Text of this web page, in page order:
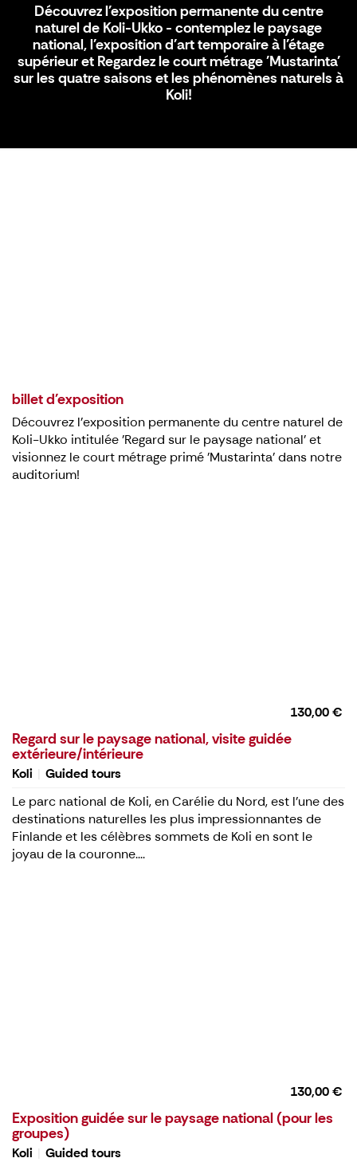
Découvrez l'exposition permanente du centre
naturel de Koli-Ukko - contemplez le paysage
national, l'exposition d'art temporaire à l'étage
supérieur et Regardez le court métrage 'Mustarinta'
sur les quatre saisons et les phénomènes naturels à
Koli!
billet d'exposition
Découvrez l'exposition permanente du centre naturel de
Koli-Ukko intitulée 'Regard sur le paysage national' et
visionnez le court métrage primé 'Mustarinta' dans notre
auditorium!
130,00 €
Regard sur le paysage national, visite guidée
extérieure/intérieure
Koli
Guided tours
Le parc national de Koli, en Carélie du Nord, est l'une des
destinations naturelles les plus impressionnantes de
Finlande et les célèbres sommets de Koli en sont le
joyau de la couronne....
130,00 €
Exposition guidée sur le paysage national (pour les
groupes)
Koli
Guided tours